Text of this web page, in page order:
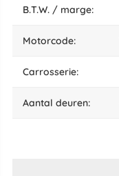
B.T.W. / marge:
motorcode:
carrosserie:
aantal deuren: